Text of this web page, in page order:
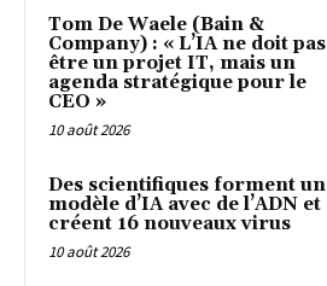
Tom De Waele (Bain &
Company) : « L’IA ne doit pas
être un projet IT, mais un
agenda stratégique pour le
CEO »
10 août 2026
Des scientifiques forment un
modèle d’IA avec de l’ADN et
créent 16 nouveaux virus
10 août 2026